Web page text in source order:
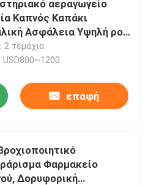
αεραγωγείο
Καπνός Καπάκι
Ασφάλεια Υψηλή ροή
2 τεμάχια
USD800~1200
επαφή
Φαρμακείο
Δορυφορική